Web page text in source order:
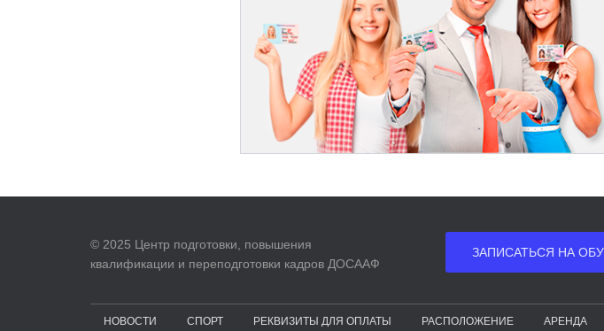
© 2025 Центр подготовки, повышения
квалификации и переподготовки кадров ДОСААФ
ЗАПИСАТЬСЯ НА
НОВОСТИ СПОРТ РЕКВИЗИТЫ ДЛЯ ОПЛАТЫ РАСПОЛОЖЕНИЕ АРЕНДА